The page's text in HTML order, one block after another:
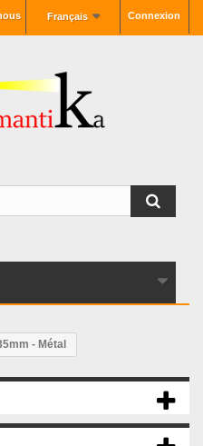
Connexion
Français
- Métal